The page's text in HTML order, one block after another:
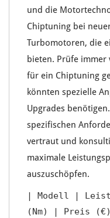
und die
Chiptuning bei
Turbomotoren, die
bieten. Prüfe immer
für ein Chiptuning
könnten spezielle
Upgrades
spezifischen
vertraut und
maximale
auszuschöpfen.
| Modell |
(Nm) | Preis